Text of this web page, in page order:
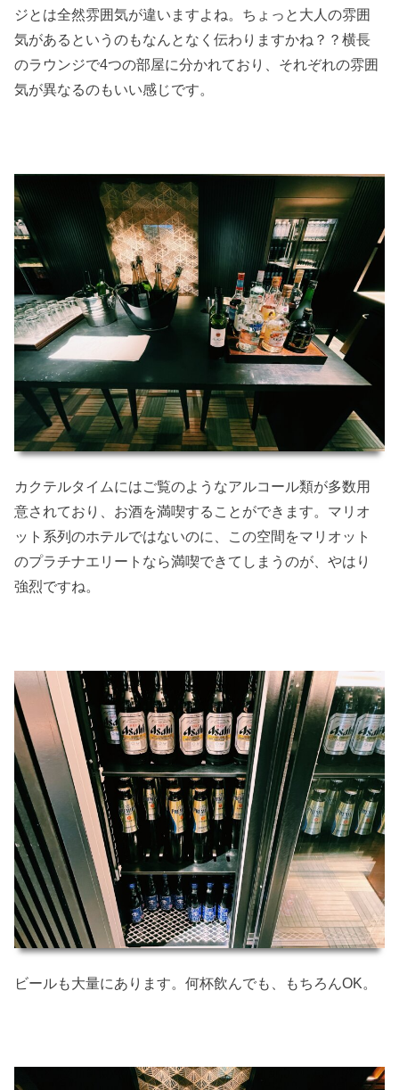
ジとは全然雰囲気が違いますよね。ちょっと大人の雰囲
気があるというのもなんとなく伝わりますかね？？横長
のラウンジで4つの部屋に分かれており、それぞれの雰囲
気が異なるのもいい感じです。
カクテルタイムにはご覧のようなアルコール類が多数用
意されており、お酒を満喫することができます。マリオ
ット系列のホテルではないのに、この空間をマリオット
のプラチナエリートなら満喫できてしまうのが、やはり
強烈ですね。
ビールも大量にあります。何杯飲んでも、もちろんOK。